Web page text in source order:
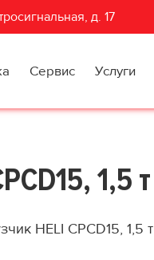
д. 17
Сервис Услуги
1,5 т
HELI CPСD15, 1,5 т